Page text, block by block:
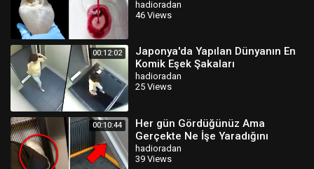
hadioradan
46 Views
00:12:02
Japonya'da Yapılan Dünyanın En
Komik Eşek Şakaları
hadioradan
25 Views
00:10:44
Her gün Gördüğünüz Ama
Gerçekte Ne İşe Yaradığını
Bilmediğiniz Şeyler
hadioradan
39 Views